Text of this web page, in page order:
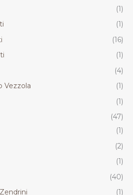
(1)
(1)
(16)
(1)
(4)
Vezzola
(1)
(1)
(47)
(1)
(2)
(1)
(40)
(1)